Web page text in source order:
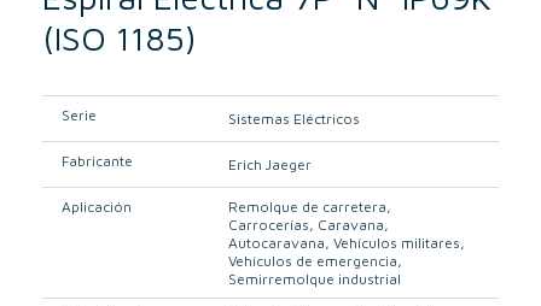
(ISO 1185)
Serie Sistemas Eléctricos
Fabricante Erich Jaeger
Aplicación
Remolque de carretera
Carrocerías Caravana
Autocaravana Vehículos militares
Vehículos de emergencia
Semirremolque industrial